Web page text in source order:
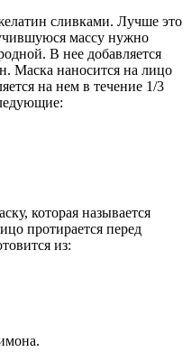
сливками. Лучше это
массу нужно
В нее добавляется
Маска наносится на лицо
на нем в течение 1/3
которая называется
протирается перед
из: